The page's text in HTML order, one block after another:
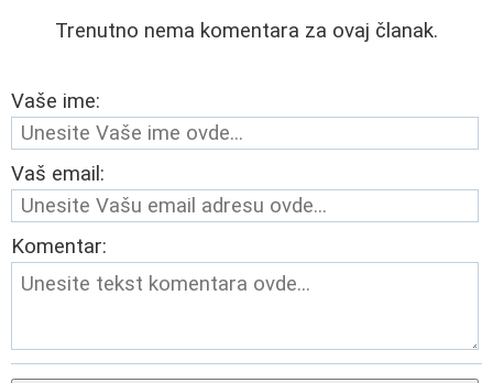
Trenutno nema komentara za ovaj članak.
Vaše ime:
Vaš email:
Komentar: